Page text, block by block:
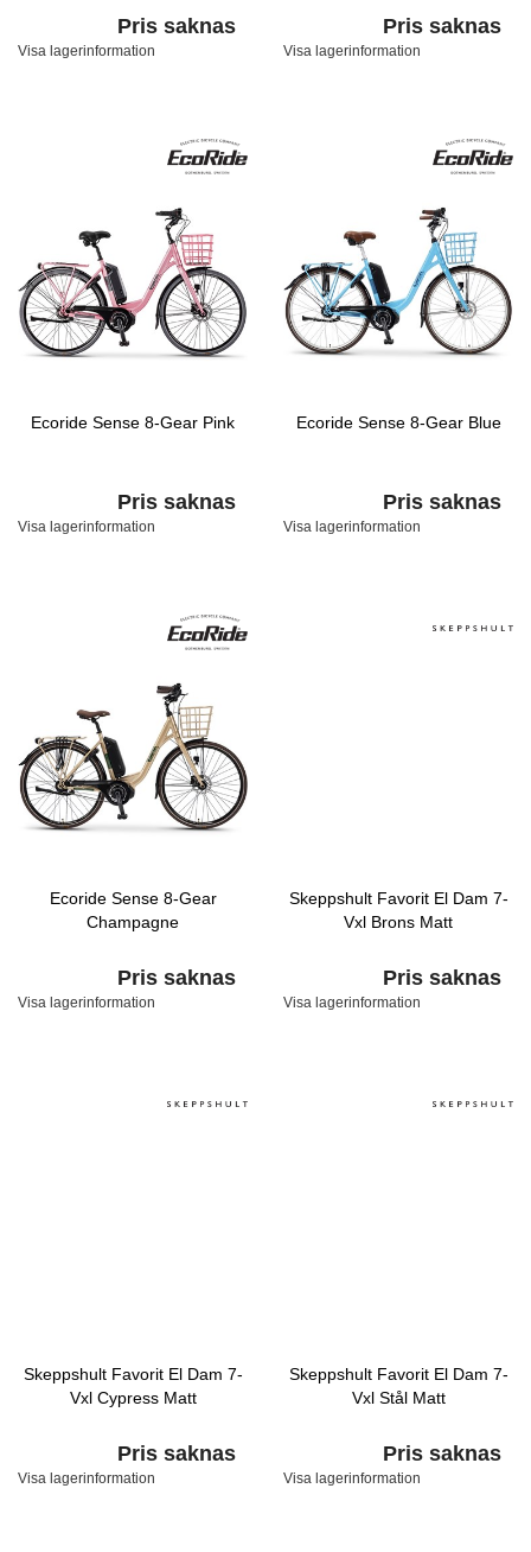
Pris saknas
Visa lagerinformation
Pris saknas
Visa lagerinformation
Ecoride Sense 8-Gear Pink
Pris saknas
Visa lagerinformation
Ecoride Sense 8-Gear Blue
Pris saknas
Visa lagerinformation
Ecoride Sense 8-Gear
Champagne
Pris saknas
Visa lagerinformation
Skeppshult Favorit El Dam 7-
Vxl Brons Matt
Pris saknas
Visa lagerinformation
Skeppshult Favorit El Dam 7-
Vxl Cypress Matt
Pris saknas
Visa lagerinformation
Skeppshult Favorit El Dam 7-
Vxl Stål Matt
Pris saknas
Visa lagerinformation